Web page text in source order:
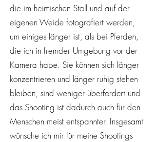
die im heimischen Stall und auf der
eigenen Weide fotografiert werden,
um einiges länger ist, als bei Pferden,
die ich in fremder Umgebung vor der
Kamera habe. Sie können sich länger
konzentrieren und länger ruhig stehen
bleiben, sind weniger überfordert und
das Shooting ist dadurch auch für den
Menschen meist entspannter. Insgesamt
wünsche ich mir für meine Shootings